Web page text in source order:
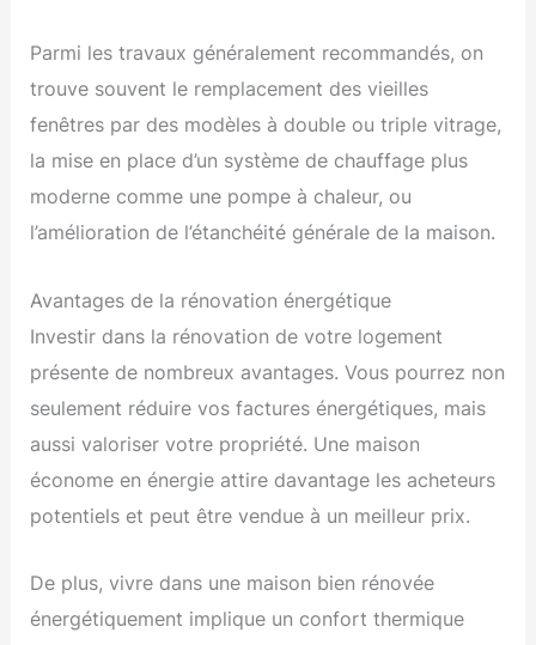
Parmi les travaux généralement recommandés, on
trouve souvent le remplacement des vieilles
fenêtres par des modèles à double ou triple vitrage,
la mise en place d’un système de chauffage plus
moderne comme une pompe à chaleur, ou
l’amélioration de l’étanchéité générale de la maison.
Avantages de la rénovation énergétique
Investir dans la rénovation de votre logement
présente de nombreux avantages. Vous pourrez non
seulement réduire vos factures énergétiques, mais
aussi valoriser votre propriété. Une maison
économe en énergie attire davantage les acheteurs
potentiels et peut être vendue à un meilleur prix.
De plus, vivre dans une maison bien rénovée
énergétiquement implique un confort thermique